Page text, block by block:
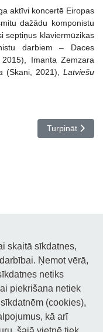
aktīvi koncertē Eiropas
dažādu komponistu
septiņus klaviermūzikas
darbiem – Daces
Imanta Zemzara
(Skani, 2021), Latviešu
Rūdolfa Vanka
Nākamais
Turpināt
skaitā sīkdatnes,
Ņemot vērā,
netiks
piekrišana netiek
(cookies),
kā arī